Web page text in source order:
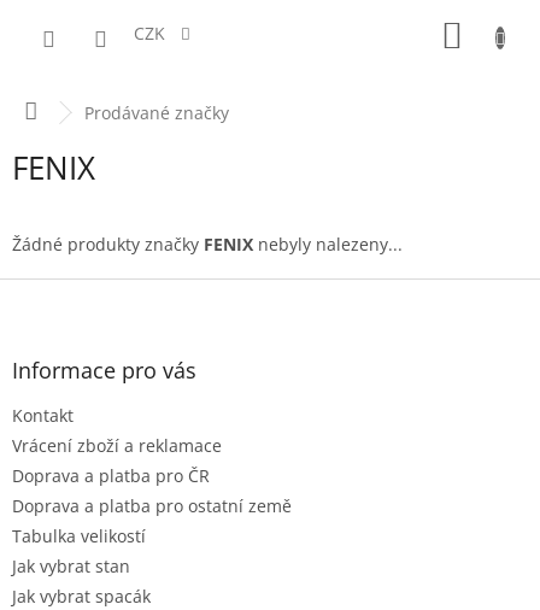
CZK
DomůProdávané značky
FENIX
Žádné produkty značky FENIX nebyly nalezeny...
Z
Informace pro vás
Kontakt
Vrácení zboží a reklamace
Doprava a platba pro ČR
Doprava a platba pro ostatní země
Tabulka velikostí
Jak vybrat stan
Jak vybrat spacák